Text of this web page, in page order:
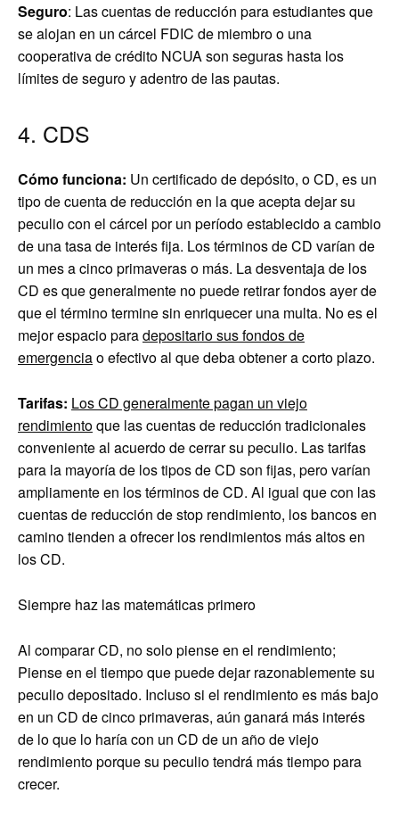
Seguro: Las cuentas de reducción para estudiantes que
se alojan en un cárcel FDIC de miembro o una
cooperativa de crédito NCUA son seguras hasta los
límites de seguro y adentro de las pautas.
4. CDS
Cómo funciona: Un certificado de depósito, o CD, es un
tipo de cuenta de reducción en la que acepta dejar su
peculio con el cárcel por un período establecido a cambio
de una tasa de interés fija. Los términos de CD varían de
un mes a cinco primaveras o más. La desventaja de los
CD es que generalmente no puede retirar fondos ayer de
que el término termine sin enriquecer una multa. No es el
mejor espacio paradepositario sus fondos de
emergenciao efectivo al que deba obtener a corto plazo.
Tarifas: Los CD generalmente pagan un viejo
rendimientoque las cuentas de reducción tradicionales
conveniente al acuerdo de cerrar su peculio. Las tarifas
para la mayoría de los tipos de CD son fijas, pero varían
ampliamente en los términos de CD. Al igual que con las
cuentas de reducción de stop rendimiento, los bancos en
camino tienden a ofrecer los rendimientos más altos en
los CD.
Siempre haz las matemáticas primero
Al comparar CD, no solo piense en el rendimiento;
Piense en el tiempo que puede dejar razonablemente su
peculio depositado. Incluso si el rendimiento es más bajo
en un CD de cinco primaveras, aún ganará más interés
de lo que lo haría con un CD de un año de viejo
rendimiento porque su peculio tendrá más tiempo para
crecer.